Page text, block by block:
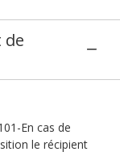
de
En cas de
le récipient